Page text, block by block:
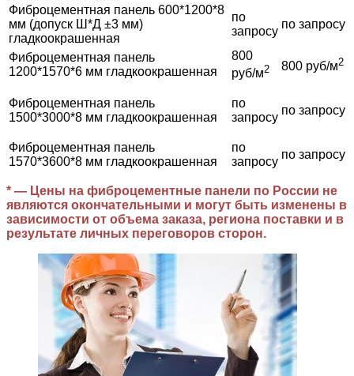
Фиброцементная панель 600*1200*8
мм (допуск Ш*Д ±3 мм)
гладкоокрашенная
по
запросу
по запросу
Фиброцементная панель
1200*1570*6 мм гладкоокрашенная
800
руб/м2 800 руб/м2
Фиброцементная панель
1500*3000*8 мм гладкоокрашенная
по
запросу
по запросу
Фиброцементная панель
1570*3600*8 мм гладкоокрашенная
по
запросу
по запросу
* — Цены на фиброцементные панели по России не
являются окончательными и могут быть изменены в
зависимости от объема заказа, региона поставки и в
результате личных переговоров сторон.